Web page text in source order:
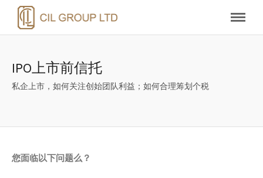
IPO上市前信托
私企上市，如何关注创始团队利益；如何合理筹划个税
您面临以下问题么？